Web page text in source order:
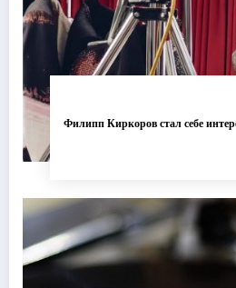
Филипп Киркоров стал себе